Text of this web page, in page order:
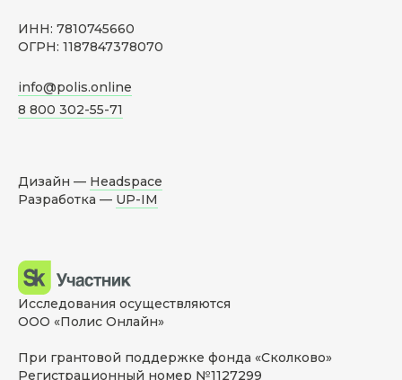
ИНН: 7810745660
ОГРН: 1187847378070
info@polis.online
8 800 302-55-71
Дизайн — Headspace
Разработка — UP-IM
Исследования осуществляются
ООО «Полис Онлайн»
При грантовой поддержке фонда «Сколково»
Регистрационный номер №1127299